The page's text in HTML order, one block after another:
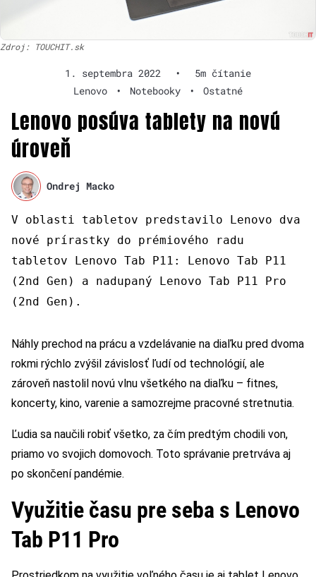
Zdroj: TOUCHIT.sk
1. septembra 2022 •
5m čítanie
Lenovo
• Notebooky • Ostatné
Lenovo posúva tablety na novú
úroveň
Ondrej Macko
V oblasti tabletov predstavilo Lenovo dva
nové prírastky do prémiového radu
tabletov Lenovo Tab P11: Lenovo Tab P11
(2nd Gen) a nadupaný Lenovo Tab P11 Pro
(2nd Gen).
Náhly prechod na prácu a vzdelávanie na diaľku pred dvoma
rokmi rýchlo zvýšil závislosť ľudí od technológií, ale
zároveň nastolil novú vlnu všetkého na diaľku – fitnes,
koncerty, kino, varenie a samozrejme pracovné stretnutia.
Ľudia sa naučili robiť všetko, za čím predtým chodili von,
priamo vo svojich domovoch. Toto správanie pretrváva aj
po skončení pandémie.
Využitie času pre seba s Lenovo
Tab P11 Pro